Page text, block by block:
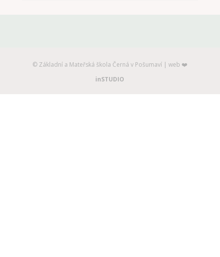
©️ Základní a Mateřská škola Černá v Pošumaví | web ❤️
inSTUDIO